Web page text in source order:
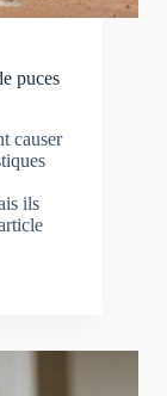
puces
causer
ils